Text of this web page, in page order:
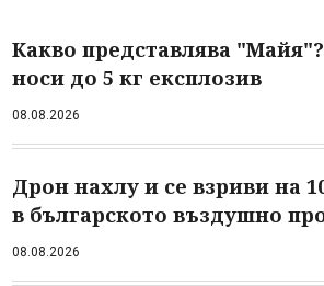
Какво представлява
носи до 5 кг експлозив
08.08.2026
Дрон нахлу и се взриви на
в българското въздушно
08.08.2026